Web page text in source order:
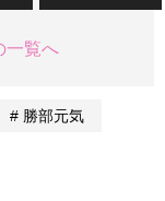
一覧へ
勝部元気